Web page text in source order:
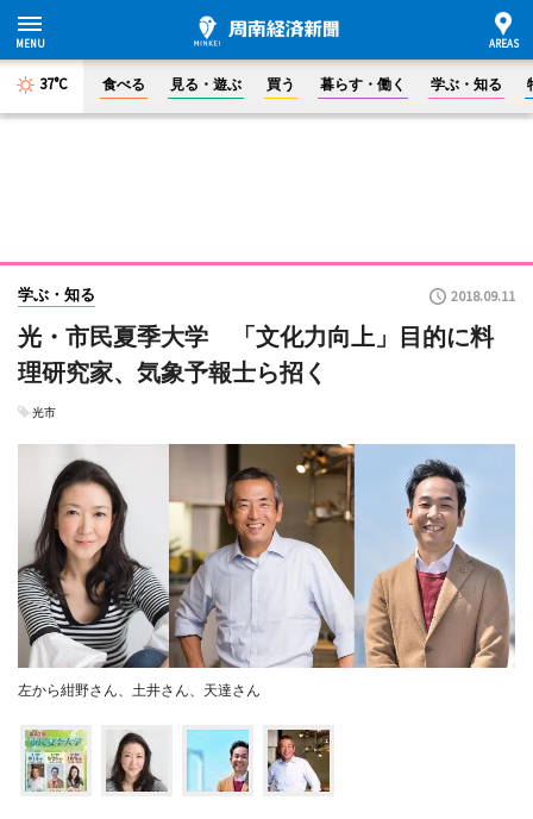
37°C 食べる 見る・遊ぶ 買う 暮らす・働く 学ぶ・知る
学ぶ・知る 2018.09.11
光・市民夏季大学 「文化力向上」目的に料
理研究家、気象予報士ら招く
光市
左から紺野さん、土井さん、天達さん